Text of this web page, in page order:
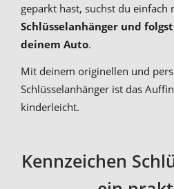
geparkt hast, suchst du einfach
Schlüsselanhänger und
deinem Auto.
Mit deinem originellen und
Schlüsselanhänger ist das
kinderleicht.
Kennzeichen